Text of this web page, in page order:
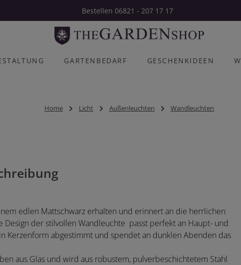
Bestellen 06821 - 207 17 17
GARTENBEDARF GESCHENKIDEEN
Home Licht Außenleuchten Wandleuchten
edlen Mattschwarz erhalten und erinnert an die herrlichen
der stilvollen Wandleuchte passt perfekt an Haupt- und
Kerzenform abgestimmt und spendet an dunklen Abenden das
aus Glas und wird aus robustem, pulverbeschichtetem Stahl